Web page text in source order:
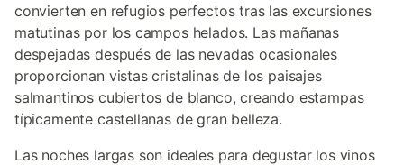
convierten en refugios perfectos tras las excursiones
matutinas por los campos helados. Las mañanas
despejadas después de las nevadas ocasionales
proporcionan vistas cristalinas de los paisajes
salmantinos cubiertos de blanco, creando estampas
típicamente castellanas de gran belleza.
Las noches largas son ideales para degustar los vinos